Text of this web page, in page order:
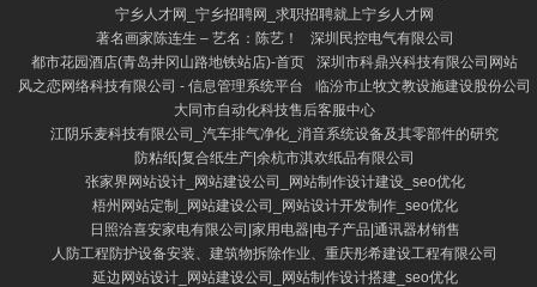
宁乡人才网_宁乡招聘网_求职招聘就上宁乡人才网
著名画家陈连生 – 艺名：陈艺！
深圳民控电气有限公司
都市花园酒店(青岛井冈山路地铁站店)-首页
深圳市科鼎兴科技有限公司网站
风之恋网络科技有限公司 - 信息管理系统平台
临汾市止牧文教设施建设股份公司
大同市自动化科技售后客服中心
江阴乐麦科技有限公司_汽车排气净化_消音系统设备及其零部件的研究
防粘纸|复合纸生产|余杭市淇欢纸品有限公司
张家界网站设计_网站建设公司_网站制作设计建设_seo优化
梧州网站定制_网站建设公司_网站设计开发制作_seo优化
日照洽喜安家电有限公司|家用电器|电子产品|通讯器材销售
人防工程防护设备安装、建筑物拆除作业、重庆彤希建设工程有限公司
延边网站设计_网站建设公司_网站制作设计搭建_seo优化